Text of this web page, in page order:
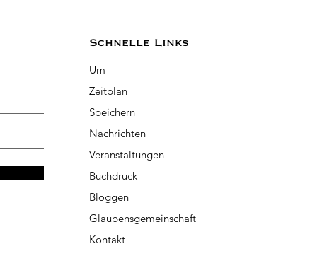
Schnelle Links
Um
Zeitplan
Speichern
Nachrichten
Veranstaltungen
Buchdruck
Bloggen
Glaubensgemeinschaft
Kontakt